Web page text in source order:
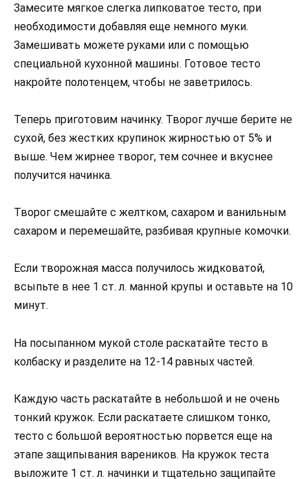
Замесите мягкое слегка липковатое тесто, при
необходимости добавляя еще немного муки.
Замешивать можете руками или с помощью
специальной кухонной машины. Готовое тесто
накройте полотенцем, чтобы не заветрилось.
Теперь приготовим начинку. Творог лучше берите не
сухой, без жестких крупинок жирностью от 5% и
выше. Чем жирнее творог, тем сочнее и вкуснее
получится начинка.
Творог смешайте с желтком, сахаром и ванильным
сахаром и перемешайте, разбивая крупные комочки.
Если творожная масса получилось жидковатой,
всыпьте в нее 1 ст. л. манной крупы и оставьте на 10
минут.
На посыпанном мукой столе раскатайте тесто в
колбаску и разделите на 12-14 равных частей.
Каждую часть раскатайте в небольшой и не очень
тонкий кружок. Если раскатаете слишком тонко,
тесто с большой вероятностью порвется еще на
этапе защипывания вареников. На кружок теста
выложите 1 ст. л. начинки и тщательно защипайте